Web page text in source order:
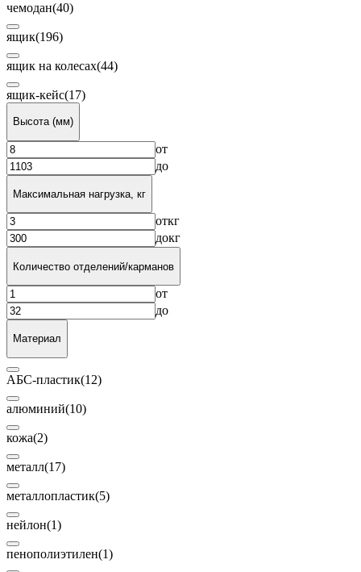
чемодан(40)
ящик(196)
ящик на колесах(44)
ящик-кейс(17)
Высота (мм)
от
до
Максимальная нагрузка, кг
откг
докг
Количество отделений/карманов
от
до
Материал
АБС-пластик(12)
алюминий(10)
кожа(2)
металл(17)
металлопластик(5)
нейлон(1)
пенополиэтилен(1)